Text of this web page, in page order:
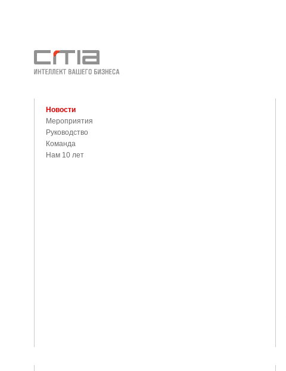
Новости
Мероприятия
Руководство
Команда
Нам 10 лет